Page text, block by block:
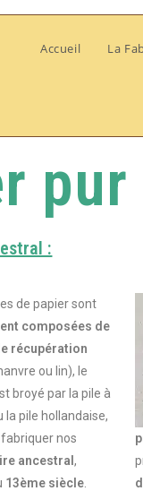
Accueil La
:
de papier sont
composées de
récupération
ou lin), le
broyé par la pile à
la pile hollandaise,
nos
ancestral ,
13ème siècle.